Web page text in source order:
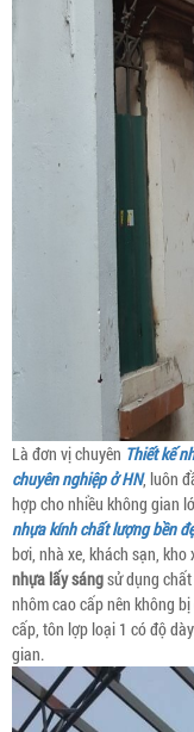
Là đơn vị chuyên Thiết kế
chuyên nghiệp ở HN, luôn
hợp cho nhiều không gian
nhựa kính chất lượng bền
bơi, nhà xe, khách sạn, kho
nhựa lấy sángsử dụng
nhôm cao cấp nên không
cấp, tôn lợp loại 1 có độ
gian.